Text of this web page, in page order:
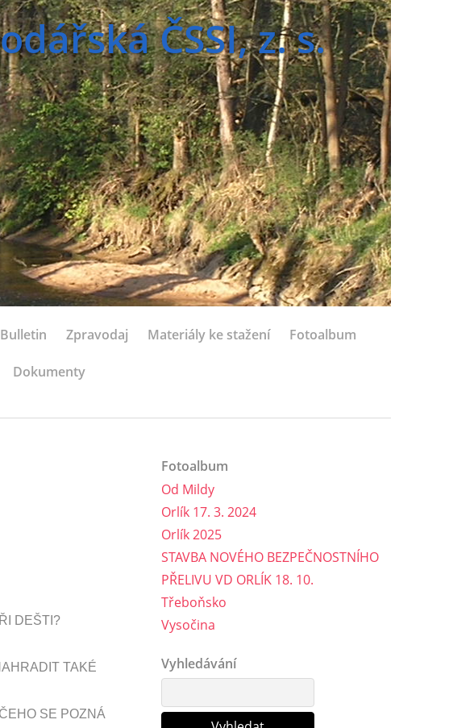
ČSSI, z. s.
Zpravodaj Materiály ke stažení Fotoalbum
Dokumenty
DEŠTI?
TAKÉ
SE POZNÁ
Fotoalbum
Od Mildy
Orlík 17. 3. 2024
Orlík 2025
STAVBA NOVÉHO BEZPEČNOSTNÍHO
PŘELIVU VD ORLÍK 18. 10.
Třeboňsko
Vysočina
Vyhledávání